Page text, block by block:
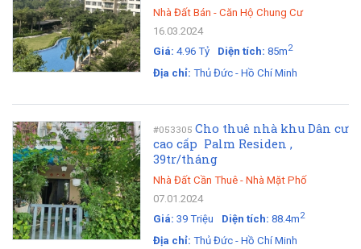
Nhà Đất Bán - Căn Hộ Chung Cư
16.03.2024
Giá: 4.96 Tỷ Diện tích: 85m2
Địa chỉ: Thủ Đức - Hồ Chí Minh
#053305 Cho thuê nhà khu Dân cư
cao cấp Palm Residen ,
39tr/tháng
Nhà Đất Cần Thuê - Nhà Mặt Phố
07.01.2024
Giá: 39 Triệu Diện tích: 88.4m2
Địa chỉ: Thủ Đức - Hồ Chí Minh